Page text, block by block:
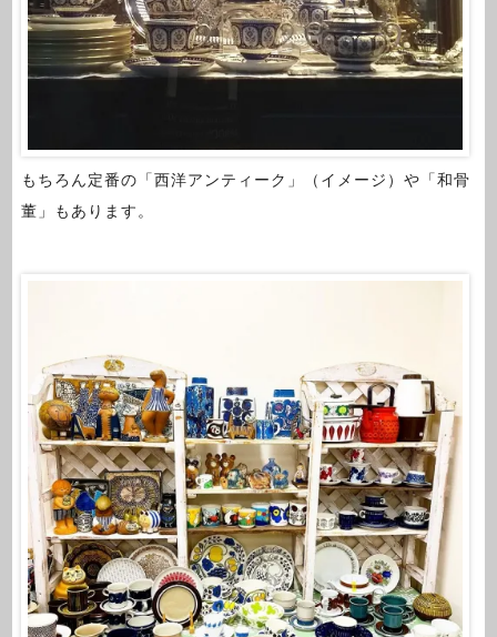
もちろん定番の「西洋アンティーク」（イメージ）や「和骨
董」もあります。